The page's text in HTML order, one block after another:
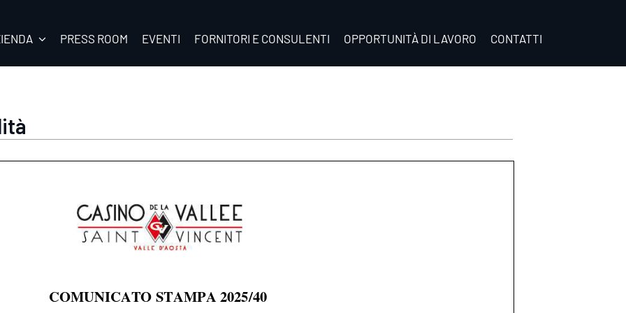
PRESS ROOM EVENTI FORNITORI E CONSULENTI OPPORTUNITÀ DI LAVORO CONTATTI